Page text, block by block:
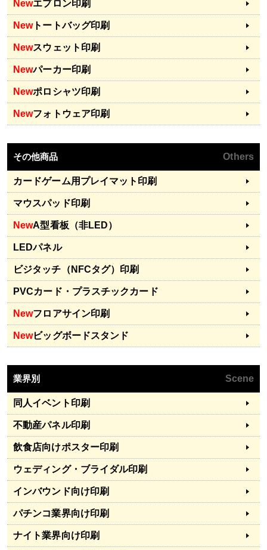
Newエプロン印刷
Newトートバッグ印刷
Newスウェット印刷
Newパーカー印刷
Newポロシャツ印刷
Newフォトウェア印刷
その他商品 Others
カードゲーム用プレイマット印刷
マウスパッド印刷
NewA型看板（非LED）
LEDパネル
ビジタッチ（NFCタグ）印刷
PVCカード・プラスチックカード
Newフロアサイン印刷
Newビッグボードスタンド
業界別 Scene
同人イベント印刷
不動産パネル印刷
飲食店向けポスター印刷
ウェディング・ブライダル印刷
インバウンド向け印刷
パチンコ業界向け印刷
ナイト業界向け印刷